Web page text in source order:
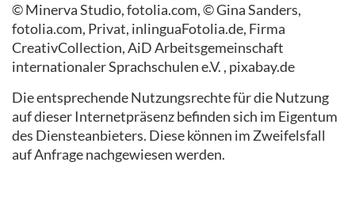
© Minerva Studio, fotolia.com, © Gina Sanders,
fotolia.com, Privat, inlinguaFotolia.de, Firma
CreativCollection, AiD Arbeitsgemeinschaft
internationaler Sprachschulen e.V. , pixabay.de
Die entsprechende Nutzungsrechte für die Nutzung
auf dieser Internetpräsenz befinden sich im Eigentum
des Diensteanbieters. Diese können im Zweifelsfall
auf Anfrage nachgewiesen werden.